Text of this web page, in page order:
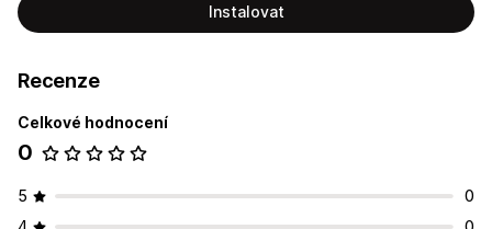
Instalovat
Recenze
Celkové hodnocení
0
5
0